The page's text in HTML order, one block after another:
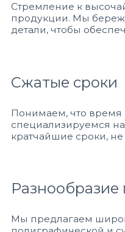
Стремление к
продукции. Мы
детали, чтобы
Сжатые сроки
Понимаем, что время
специализируемся
кратчайшие сроки,
Мы предлагаем